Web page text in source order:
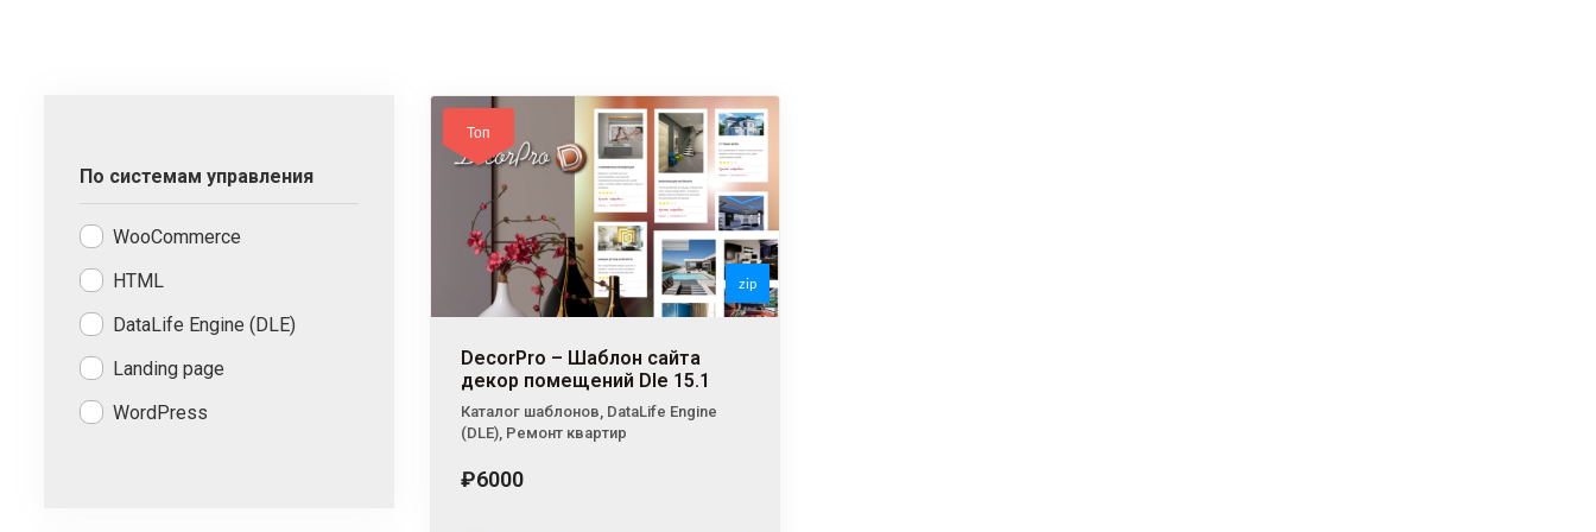
По системам управления
WooCommerce
HTML
DataLife Engine (DLE)
Landing page
WordPress
Топ
zip
DecorPro – Шаблон сайта
декор помещений Dle 15.1
Каталог шаблонов, DataLife Engine
(DLE), Ремонт квартир
₽6000